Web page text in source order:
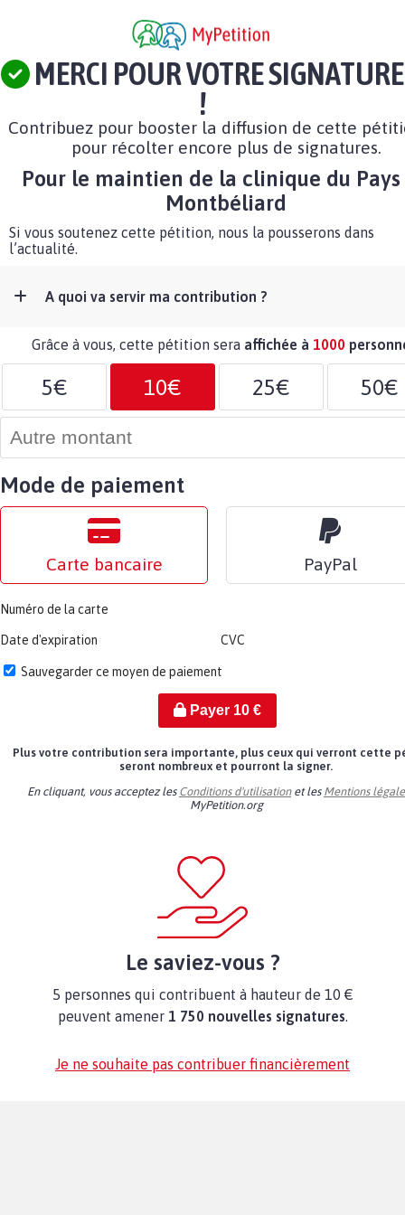
MERCI POUR VOTRE SIGNATURE
!
Contribuez pour booster la diffusion de cette
pour récolter encore plus de signatures.
Pour le maintien de la clinique du Pays
Montbéliard
Si vous soutenez cette pétition, nous la pousserons dans
l’actualité.
A quoi va servir ma contribution ?
Grâce à vous, cette pétition sera affichée à 1000
5€ 10€ 25€ 50€
Mode de paiement
Carte bancaire PayPal
Numéro de la carte
Date d'expiration CVC
Sauvegarder ce moyen de paiement
Payer 10€
Plus votre contribution sera importante, plus ceux qui verront cette
seront nombreux et pourront la signer.
En cliquant, vous acceptez les Conditions d'utilisationet les Mentions
MyPetition.org
Le saviez-vous ?
5 personnes qui contribuent à hauteur de 10 €
peuvent amener 1 750 nouvelles signatures.
Je ne souhaite pas contribuer financièrement